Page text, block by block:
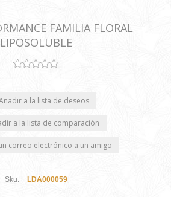
FAMILIA FLORAL
LIPOSOLUBLE
Sku: LDA000059